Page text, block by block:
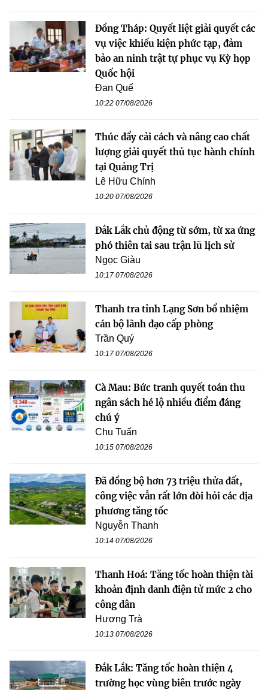
Đồng Tháp: Quyết liệt giải quyết các
vụ việc khiếu kiện phức tạp, đảm
bảo an ninh trật tự phục vụ Kỳ họp
Quốc hội
Đan Quế
10:22 07/08/2026
Thúc đẩy cải cách và nâng cao chất
lượng giải quyết thủ tục hành chính
tại Quảng Trị
Lê Hữu Chính
10:20 07/08/2026
Đắk Lắk chủ động từ sớm, từ xa ứng
phó thiên tai sau trận lũ lịch sử
Ngọc Giàu
10:17 07/08/2026
Thanh tra tỉnh Lạng Sơn bổ nhiệm
cán bộ lãnh đạo cấp phòng
Trần Quý
10:17 07/08/2026
Cà Mau: Bức tranh quyết toán thu
ngân sách hé lộ nhiều điểm đáng
chú ý
Chu Tuấn
10:15 07/08/2026
Đã đồng bộ hơn 73 triệu thửa đất,
công việc vẫn rất lớn đòi hỏi các địa
phương tăng tốc
Nguyễn Thanh
10:14 07/08/2026
Thanh Hoá: Tăng tốc hoàn thiện tài
khoản định danh điện tử mức 2 cho
công dân
Hương Trà
10:13 07/08/2026
Đắk Lắk: Tăng tốc hoàn thiện 4
trường học vùng biên trước ngày